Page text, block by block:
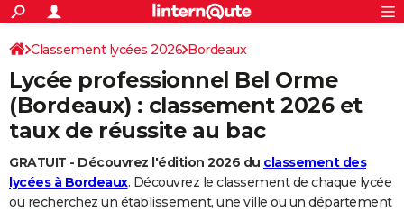
ACTUALITÉS
Politique
Société
Faits Divers
Education
Monde
Villes
+
SPORT
Coupe du monde 2026
Football
Tennis
Cyclisme
Rugby
Forum
CULTURE
Programme TV
TNT
Streaming
Cinéma
Sorties cinéma
Musique
+
FINANCE
Retraite
Impôts
Epargne
Immobilier
Risques naturels par ville
Banque
Assurance
Crédit
AUTO
Essais
Réserver un essai
Citadines
Berlines
SUV
Forum auto
+
HIGH-TECH
S'inscrire
Connexion
Classement lycées 2026 Bordeaux
Lycée professionnel Bel Orme
(Bordeaux) : classement 2026 et
taux de réussite au bac
GRATUIT - Découvrez l'édition 2026 du classement des
lycées à Bordeaux. Découvrez le classement de chaque lycée
ou recherchez un établissement, une ville ou un département